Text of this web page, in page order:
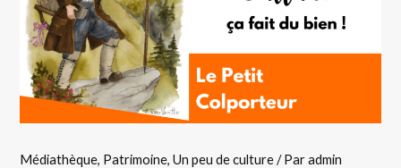
Médiathèque, Patrimoine,Un peu de culture/ Paradmin